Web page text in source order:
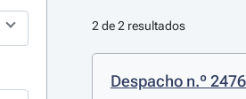
2 de 2 resultados
Despacho n.º